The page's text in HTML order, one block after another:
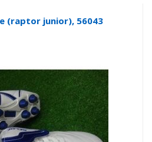
(raptor junior), 56043